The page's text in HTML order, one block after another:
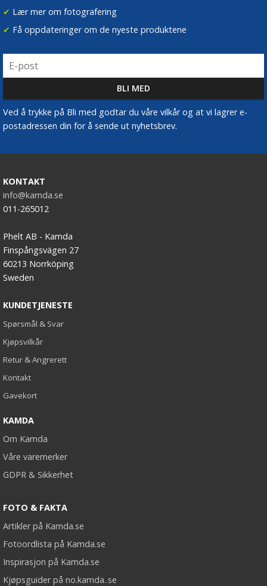
✔ Lær mer om fotografering
✔ Få oppdateringer om de nyeste produktene
Ved å trykke på Bli med godtar du våre vilkår og at vi lagrer e-
postadressen din for å sende ut nyhetsbrev.
KONTAKT
info@kamda.se
011-265012
Phelt AB - Kamda
Finspångsvägen 27
60213 Norrköping
Sweden
KUNDETJENESTE
Spørsmål & Svar
Kjøpsvilkår
Retur & Angrerett
Kontakt
Gavekort
KAMDA
Om Kamda
Våre varemerker
GDPR & Sikkerhet
FOTO & FAKTA
Artikler på Kamda.se
Fotoordlista på Kamda.se
Inspirasjon på Kamda.se
Kjøpsguider på no.kamda..se